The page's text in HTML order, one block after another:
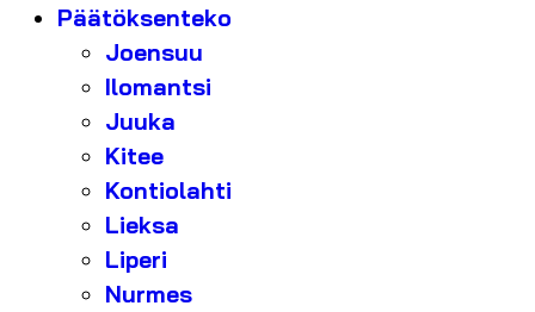
Päätöksenteko
Joensuu
Ilomantsi
Juuka
Kitee
Kontiolahti
Lieksa
Liperi
Nurmes